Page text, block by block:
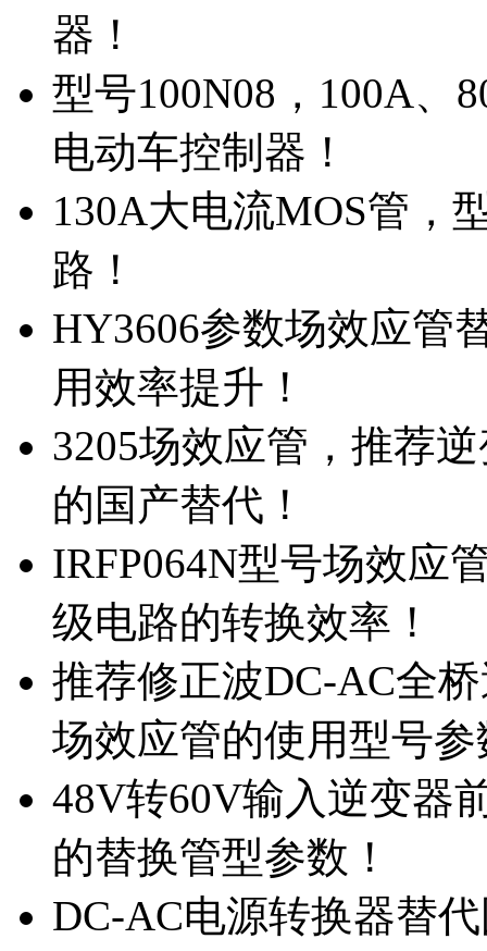
器！
型号100N08，100A、
电动车控制器！
130A大电流MOS管，
路！
HY3606参数场效应管
用效率提升！
3205场效应管，推荐
的国产替代！
IRFP064N型号场效应
级电路的转换效率！
推荐修正波DC-AC全
场效应管的使用型号参
48V转60V输入逆变器
的替换管型参数！
DC-AC电源转换器替